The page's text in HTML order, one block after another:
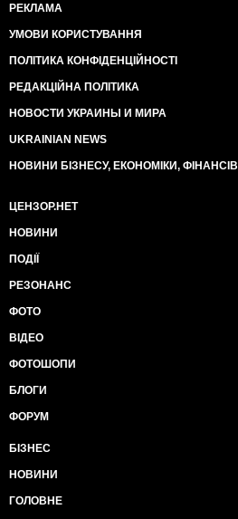
РЕКЛАМА
УМОВИ КОРИСТУВАННЯ
ПОЛІТИКА КОНФІДЕНЦІЙНОСТІ
РЕДАКЦІЙНА ПОЛІТИКА
НОВОСТИ УКРАИНЫ И МИРА
UKRAINIAN NEWS
НОВИНИ БІЗНЕСУ, ЕКОНОМІКИ, ФІНАНСІВ
ЦЕНЗОР.НЕТ
НОВИНИ
ПОДІЇ
РЕЗОНАНС
ФОТО
ВІДЕО
ФОТОШОПИ
БЛОГИ
ФОРУМ
БІЗНЕС
НОВИНИ
ГОЛОВНЕ